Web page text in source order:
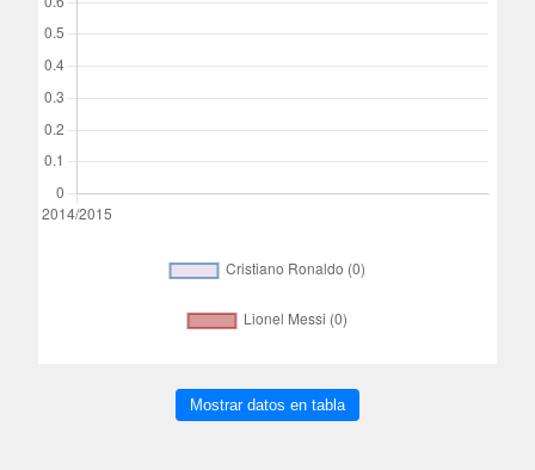
Mostrar datos en tabla